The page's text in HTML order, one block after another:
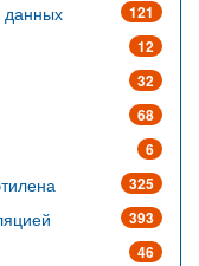
121
12
32
68
6
325
393
46